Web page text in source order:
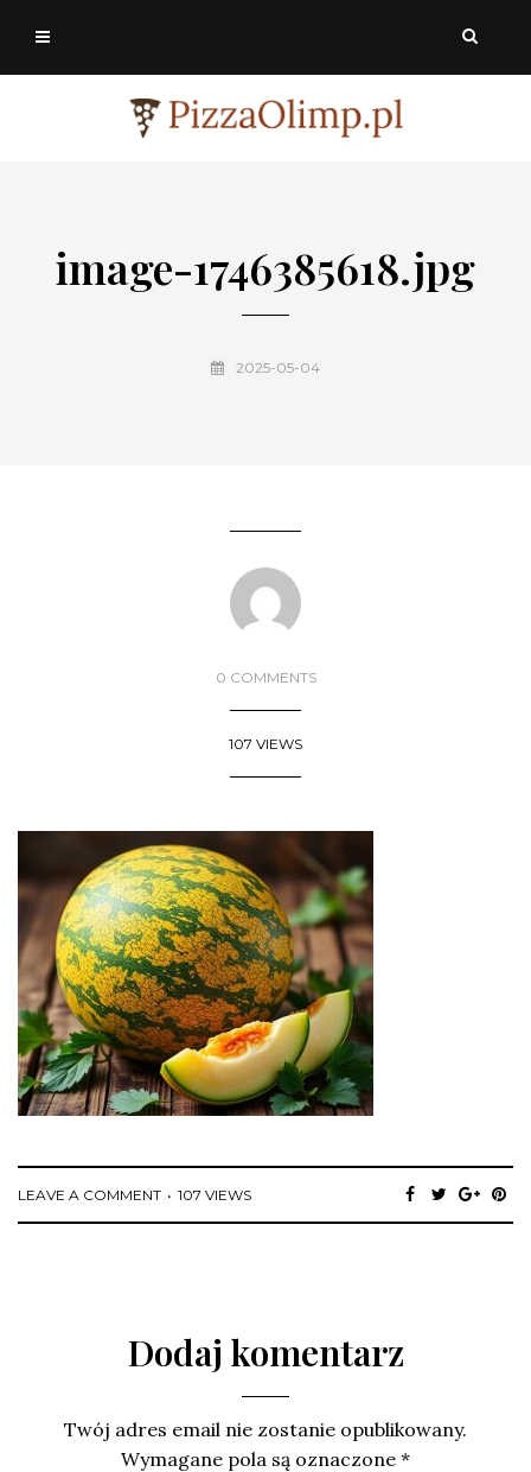
image-1746385618.jpg
2025-05-04
0 COMMENTS
107 VIEWS
LEAVE A COMMENT 107 VIEWS
Dodaj komentarz
Twój adres email nie zostanie opublikowany.
Wymagane pola są oznaczone *